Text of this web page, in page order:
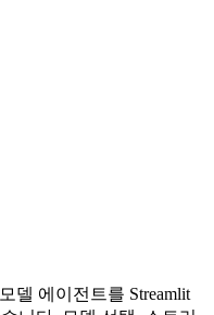
델 에이전트를 Streamlit